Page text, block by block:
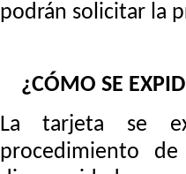
podrán solicitar la
¿CÓMO SE
La tarjeta se
procedimiento